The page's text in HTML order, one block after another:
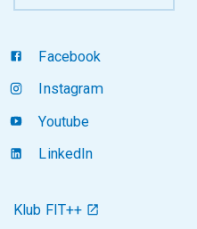
Facebook
Instagram
Youtube
LinkedIn
Klub FIT++